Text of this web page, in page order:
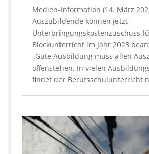
Medien-Information (14. März
Auszubildende können jetzt
Unterbringungskostenzuschuss
Blockunterricht im Jahr 2023
„Gute Ausbildung muss allen
offenstehen. In vielen
findet der Berufsschulunterricht